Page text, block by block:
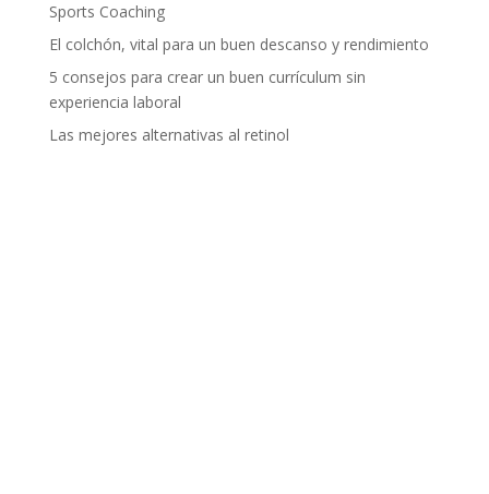
Sports Coaching
El colchón, vital para un buen descanso y rendimiento
5 consejos para crear un buen currículum sin
experiencia laboral
Las mejores alternativas al retinol